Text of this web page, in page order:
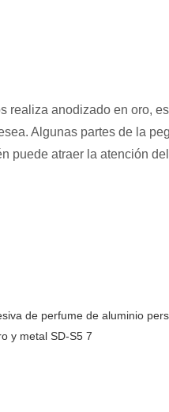
realiza anodizado en oro,
Algunas partes de la
puede atraer la atención